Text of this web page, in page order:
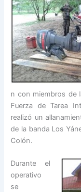
n con miembros de
Fuerza de Tarea
realizó un
de la banda Los
Colón.
Durante el
operativo
se